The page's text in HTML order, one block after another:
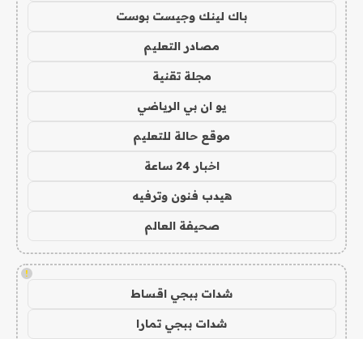
باك لينك وجيست بوست
مصادر التعليم
مجلة تقنية
يو ان بي الرياضي
موقع حالة للتعليم
اخبار 24 ساعة
هيدب فنون وترفيه
صحيفة العالم
!
شدات ببجي اقساط
شدات ببجي تمارا